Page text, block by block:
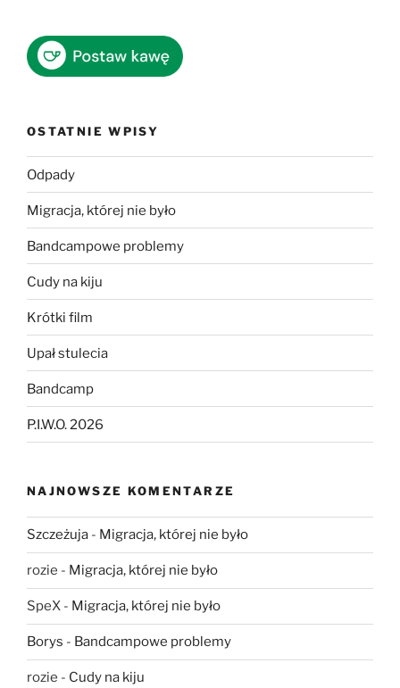
OSTATNIE WPISY
Odpady
Migracja, której nie było
Bandcampowe problemy
Cudy na kiju
Krótki film
Upał stulecia
Bandcamp
P.I.W.O. 2026
NAJNOWSZE KOMENTARZE
Szczeżuja - Migracja, której nie było
rozie - Migracja, której nie było
SpeX - Migracja, której nie było
Borys - Bandcampowe problemy
rozie - Cudy na kiju